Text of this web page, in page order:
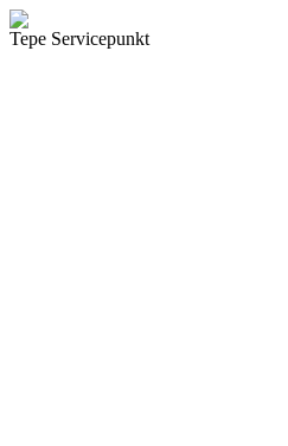
Tepe Servicepunkt